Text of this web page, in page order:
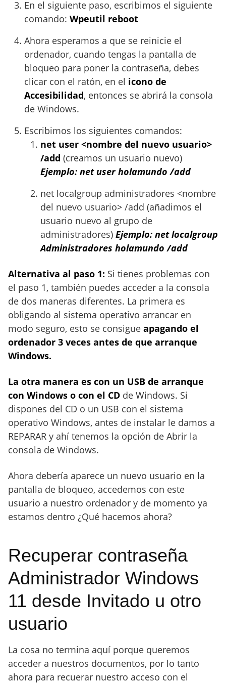
En el siguiente paso, escribimos el siguiente
comando: Wpeutil reboot
Ahora esperamos a que se reinicie el
ordenador, cuando tengas la pantalla de
bloqueo para poner la contraseña, debes
clicar con el ratón, en el icono de
Accesibilidad, entonces se abrirá la consola
de Windows.
Escribimos los siguientes comandos:
net user <nombre del nuevo usuario>
/add (creamos un usuario nuevo)
Ejemplo: net user holamundo /add
net localgroup administradores <nombre
del nuevo usuario> /add (añadimos el
usuario nuevo al grupo de
administradores) Ejemplo: net localgroup
Administradores holamundo /add
Alternativa al paso 1: Si tienes problemas con
el paso 1, también puedes acceder a la consola
de dos maneras diferentes. La primera es
obligando al sistema operativo arrancar en
modo seguro, esto se consigue apagando el
ordenador 3 veces antes de que arranque
Windows.
La otra manera es con un USB de arranque
con Windows o con el CD de Windows. Si
dispones del CD o un USB con el sistema
operativo Windows, antes de instalar le damos a
REPARAR y ahí tenemos la opción de Abrir la
consola de Windows.
Ahora debería aparece un nuevo usuario en la
pantalla de bloqueo, accedemos con este
usuario a nuestro ordenador y de momento ya
estamos dentro ¿Qué hacemos ahora?
Recuperar contraseña
Administrador Windows
11 desde Invitado u otro
usuario
La cosa no termina aquí porque queremos
acceder a nuestros documentos, por lo tanto
ahora para recuerar nuestro acceso con el